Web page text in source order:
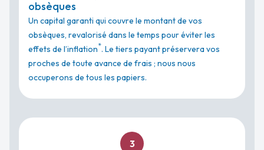
obsèques
Un capital garanti qui couvre le montant de vos
obsèques, revalorisé dans le temps pour éviter les
effets de l’inflation*. Le tiers payant préservera vos
proches de toute avance de frais ; nous nous
occuperons de tous les papiers.
3